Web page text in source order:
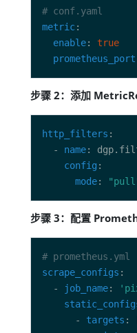
# conf.yaml
metric
enable: true
prometheus_port
步骤 2：添加
http_filters
  -
name
config
mode:
步骤 3：配置
# prometheus.yml
scrape_configs
  -
job_name:
      -
targets :